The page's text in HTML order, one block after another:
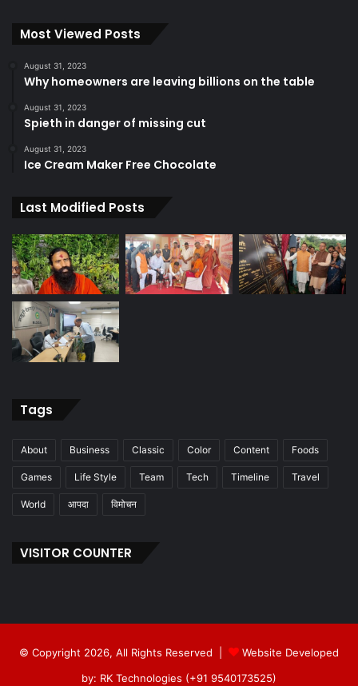
Most Viewed Posts
August 31, 2023
Why homeowners are leaving billions on the table
August 31, 2023
Spieth in danger of missing cut
August 31, 2023
Ice Cream Maker Free Chocolate
Last Modified Posts
Tags
About Business Classic Color Content Foods
Games Life Style Team Tech Timeline Travel
World आपदा विमोचन
VISITOR COUNTER
© Copyright 2026, All Rights Reserved |
Website Developed
by: RK Technologies (+91 9540173525)